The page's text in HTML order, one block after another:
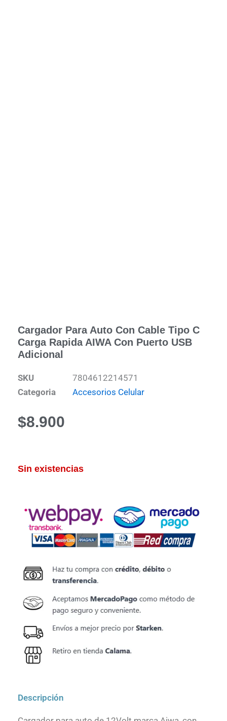
Cargador Para Auto Con Cable Tipo C
Carga Rapida AIWA Con Puerto USB
Adicional
SKU
7804612214571
Categoria
Accesorios Celular
$8.900
Sin existencias
Descripción